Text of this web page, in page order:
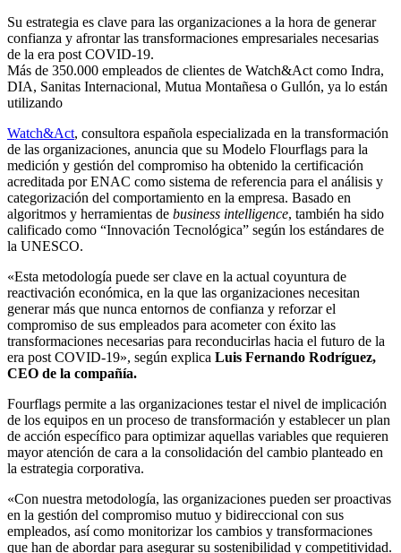
Su estrategia es clave para las organizaciones a la hora de generar
confianza y afrontar las transformaciones empresariales necesarias
de la era post COVID-19.
Más de 350.000 empleados de clientes de Watch&Act como Indra,
DIA, Sanitas Internacional, Mutua Montañesa o Gullón, ya lo están
utilizando
Watch&Act, consultora española especializada en la transformación
de las organizaciones, anuncia que su Modelo Flourflags para la
medición y gestión del compromiso ha obtenido la certificación
acreditada por ENAC como sistema de referencia para el análisis y
categorización del comportamiento en la empresa. Basado en
algoritmos y herramientas de business intelligence, también ha sido
calificado como “Innovación Tecnológica” según los estándares de
la UNESCO.
«Esta metodología puede ser clave en la actual coyuntura de
reactivación económica, en la que las organizaciones necesitan
generar más que nunca entornos de confianza y reforzar el
compromiso de sus empleados para acometer con éxito las
transformaciones necesarias para reconducirlas hacia el futuro de la
era post COVID-19», según explica Luis Fernando Rodríguez,
CEO de la compañía.
Fourflags permite a las organizaciones testar el nivel de implicación
de los equipos en un proceso de transformación y establecer un plan
de acción específico para optimizar aquellas variables que requieren
mayor atención de cara a la consolidación del cambio planteado en
la estrategia corporativa.
«Con nuestra metodología, las organizaciones pueden ser proactivas
en la gestión del compromiso mutuo y bidireccional con sus
empleados, así como monitorizar los cambios y transformaciones
que han de abordar para asegurar su sostenibilidad y competitividad.